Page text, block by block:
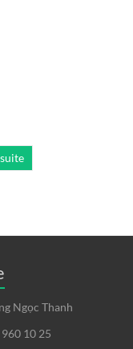
Ngọc Thanh
10 25